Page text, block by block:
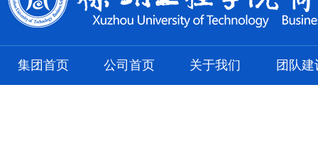
集团首页 公司首页 关于我们 团队建